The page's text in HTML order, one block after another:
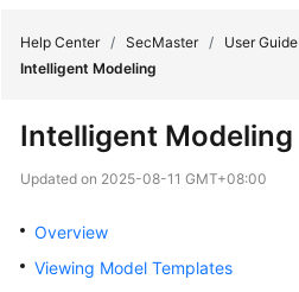
New
Poster
Service
Help Center / SecMaster / User Guide
Intelligent Modeling
Intelligent Modeling
Updated on 2025-08-11 GMT+08:00
Overview
Viewing Model Templates